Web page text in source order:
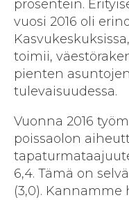
prosentein.
vuosi 2016 oli
toimii,
pienten
tulevaisuudessa.
Vuonna 2016
poissaolon
6,4. Tämä on
(3,0).